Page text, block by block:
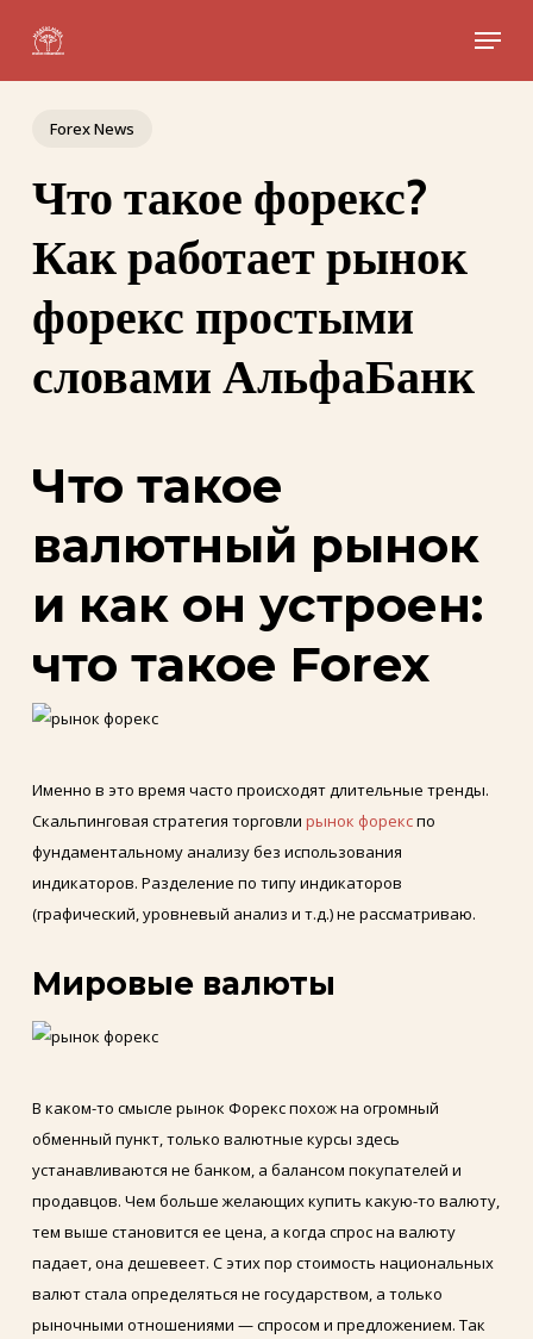
main
Menu
Forex News
Что такое форекс?
Как работает рынок
форекс простыми
словами АльфаБанк
Что такое
валютный рынок
и как он устроен:
что такое Forex
Именно в это время часто происходят длительные тренды.
Скальпинговая стратегия торговли рынок форекспо
фундаментальному анализу без использования
индикаторов. Разделение по типу индикаторов
(графический, уровневый анализ и т.д.) не рассматриваю.
Мировые валюты
В каком-то смысле рынок Форекс похож на огромный
обменный пункт, только валютные курсы здесь
устанавливаются не банком, а балансом покупателей и
продавцов. Чем больше желающих купить какую-то валюту,
тем выше становится ее цена, а когда спрос на валюту
падает, она дешевеет. С этих пор стоимость национальных
валют стала определяться не государством, а только
рыночными отношениями — спросом и предложением. Так